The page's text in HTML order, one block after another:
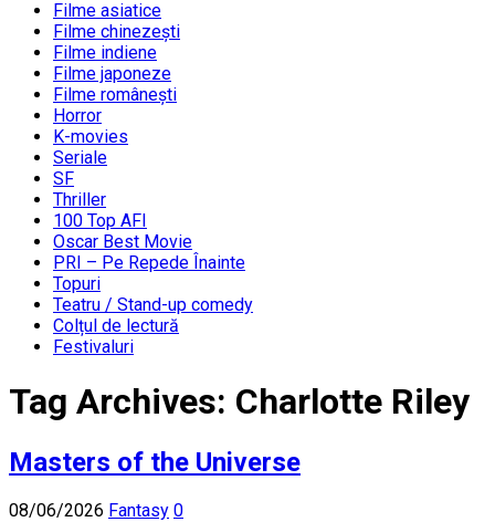
Filme asiatice
Filme chinezești
Filme indiene
Filme japoneze
Filme românești
Horror
K-movies
Seriale
SF
Thriller
100 Top AFI
Oscar Best Movie
PRI – Pe Repede Înainte
Topuri
Teatru / Stand-up comedy
Colțul de lectură
Festivaluri
Tag Archives: Charlotte Riley
Masters of the Universe
08/06/2026 Fantasy 0